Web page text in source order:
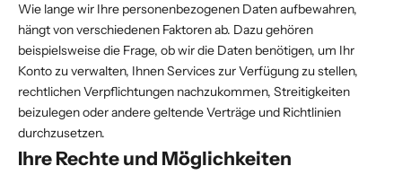
Wie lange wir Ihre personenbezogenen Daten aufbewahren,
hängt von verschiedenen Faktoren ab. Dazu gehören
beispielsweise die Frage, ob wir die Daten benötigen, um Ihr
Konto zu verwalten, Ihnen Services zur Verfügung zu stellen,
rechtlichen Verpflichtungen nachzukommen, Streitigkeiten
beizulegen oder andere geltende Verträge und Richtlinien
durchzusetzen.
Ihre Rechte und Möglichkeiten